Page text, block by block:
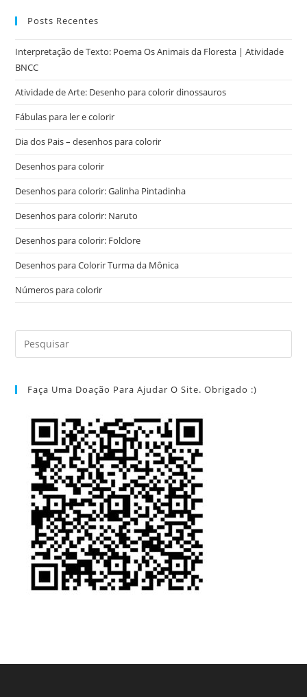
Posts Recentes
Interpretação de Texto: Poema Os Animais da Floresta | Atividade
BNCC
Atividade de Arte: Desenho para colorir dinossauros
Fábulas para ler e colorir
Dia dos Pais – desenhos para colorir
Desenhos para colorir
Desenhos para colorir: Galinha Pintadinha
Desenhos para colorir: Naruto
Desenhos para colorir: Folclore
Desenhos para Colorir Turma da Mônica
Números para colorir
Faça Uma Doação Para Ajudar O Site. Obrigado :)